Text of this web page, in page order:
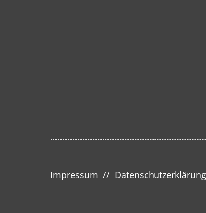
Impressum // Datenschutzerklärung